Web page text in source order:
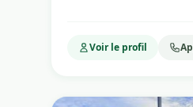
Voir le profil